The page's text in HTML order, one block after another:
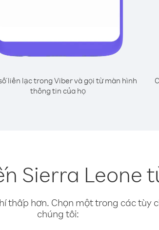
liên lạc trong Viber và gọi từ màn hình
thông tin của họ
Sierra Leone
thấp hơn. Chọn một trong các tùy
chúng tôi: